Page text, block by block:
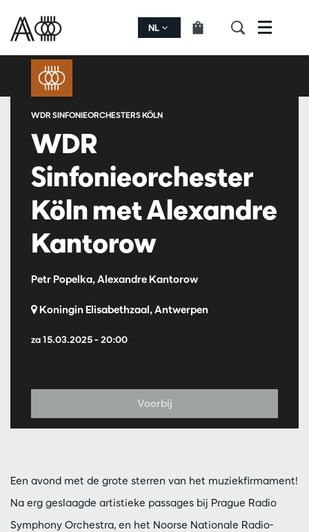
NL Menu
WDR
Sinfonieorchester
Köln met Alexandre
Kantorow
Petr Popelka, Alexandre Kantorow
WDR SINFONIEORCHESTERS KÖLN
za 15.03.2025– 20:00
Koningin Elisabethzaal, Antwerpen
Voorbij
Een avond met de grote sterren van het muziekfirmament!
Na erg geslaagde artistieke passages bij Prague Radio
Symphony Orchestra, en het Noorse Nationale Radio-